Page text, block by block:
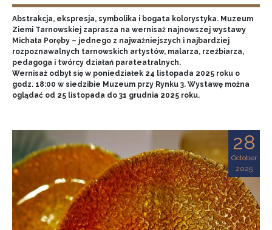
Abstrakcja, ekspresja, symbolika i bogata kolorystyka. Muzeum
Ziemi Tarnowskiej zaprasza na wernisaż najnowszej wystawy
Michała Poręby – jednego z najważniejszych i najbardziej
rozpoznawalnych tarnowskich artystów, malarza, rzeźbiarza,
pedagoga i twórcy działań parateatralnych.
Wernisaż odbył się w poniedziałek 24 listopada 2025 roku o
godz. 18:00 w siedzibie Muzeum przy Rynku 3. Wystawę można
oglądać od 25 listopada do 31 grudnia 2025 roku.
28
October
2025